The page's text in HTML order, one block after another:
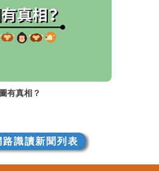
有真相？
路識讀新聞列表